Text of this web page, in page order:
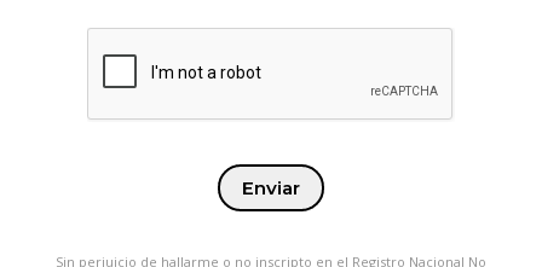
Enviar
Sin perjuicio de hallarme o no inscripto en el Registro Nacional No